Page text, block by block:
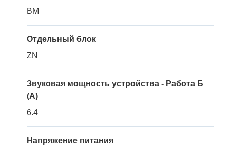
BM
Отдельный блок
ZN
Звуковая мощность устройства - Работа Б
(A)
6.4
Напряжение питания